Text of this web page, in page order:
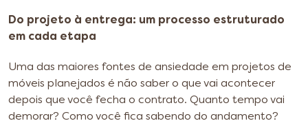
Do projeto à entrega: um processo estruturado
em cada etapa
Uma das maiores fontes de ansiedade em projetos de
móveis planejados é não saber o que vai acontecer
depois que você fecha o contrato. Quanto tempo vai
demorar? Como você fica sabendo do andamento?